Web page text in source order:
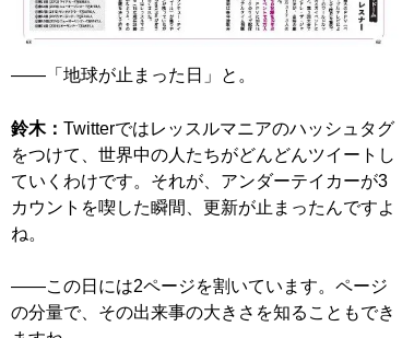
――「地球が止まった日」と。
鈴木： Twitterではレッスルマニアのハッシュタグ
をつけて、世界中の人たちがどんどんツイートし
ていくわけです。それが、アンダーテイカーが3
カウントを喫した瞬間、更新が止まったんですよ
ね。
――この日には2ページを割いています。ページ
の分量で、その出来事の大きさを知ることもでき